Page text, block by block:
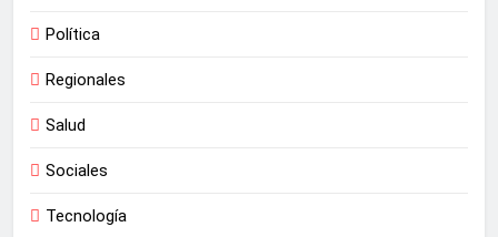
Política
Regionales
Salud
Sociales
Tecnología